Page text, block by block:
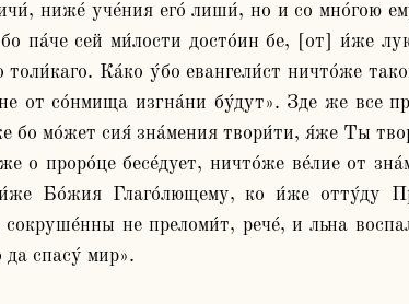
ниже́ уче́ния его́ лиши́, но и со мно́гою
па́че сей ми́лости досто́ин бе, [от] и́же
Ка́ко у́бо евангели́ст ничто́же
от со́нмища изгна́ни бу́дут». Зде же все
бо мо́жет сия́ зна́мения твори́ти, я́же Ты
проро́це бесе́дует, ничто́же ве́лие от
Бо́жия Глаго́лющему, ко и́же отту́ду
не преломи́т, рече́, и льна
спасу́ мир».